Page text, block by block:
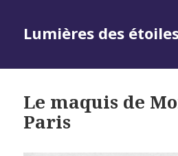
Lumières des
Le maquis de
Paris